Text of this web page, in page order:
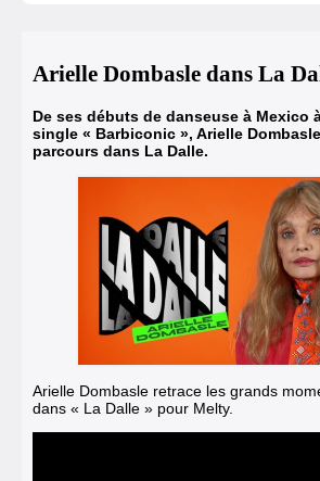
Arielle Dombasle dans La
De ses débuts de danseuse à Mexico
single « Barbiconic », Arielle
parcours dans La Dalle.
Arielle Dombasle retrace les grands
dans « La Dalle » pour Melty.